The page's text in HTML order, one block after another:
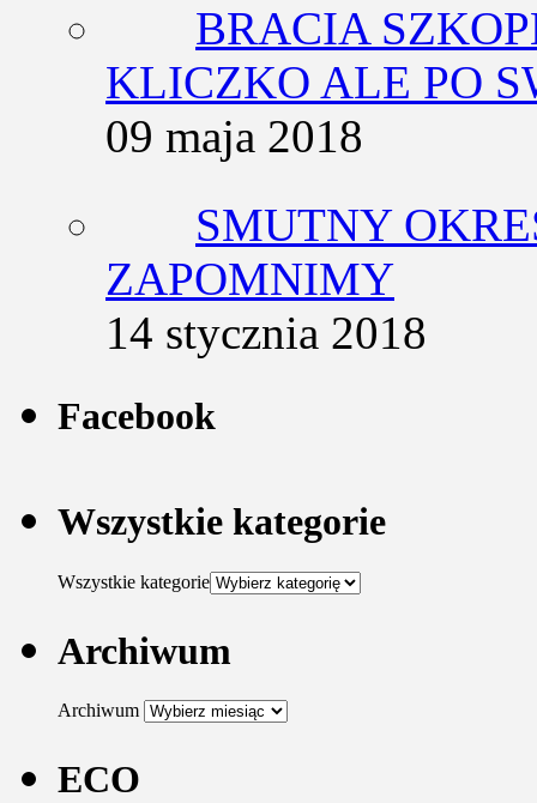
BRACIA
KLICZKO ALE PO
09 maja 2018
SMUTNY
ZAPOMNIMY
14 stycznia 2018
Facebook
Wszystkie kategorie
Wszystkie kategorie
Archiwum
Archiwum
ECO